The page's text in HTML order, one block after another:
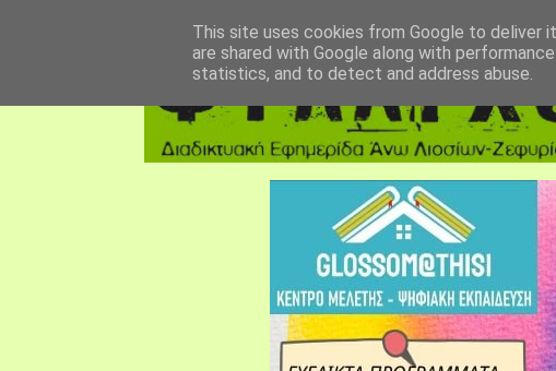
This site uses cookies from Google to deliver
are shared with Google along with
statistics, and to detect and address abuse.